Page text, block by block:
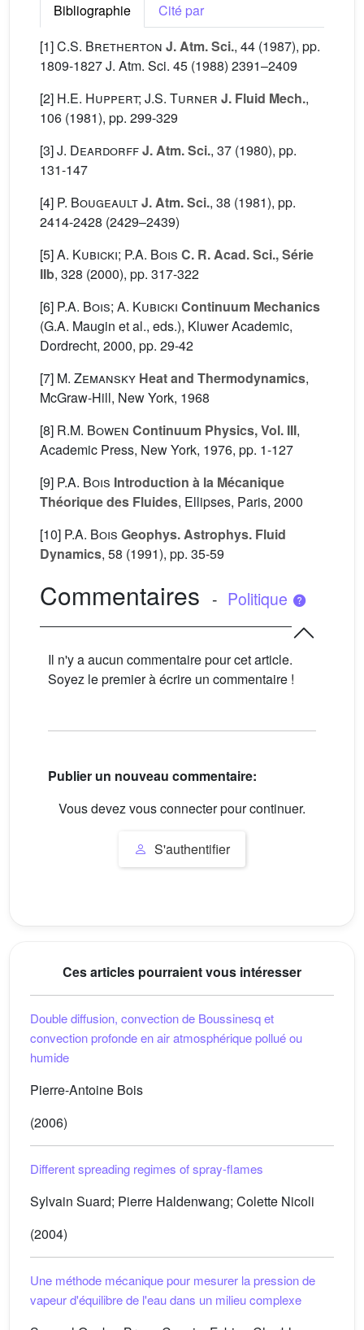
Bibliographie
Cité par
[1]C.S. Bretherton J. Atm. Sci., 44 (1987), pp.
1809-1827 J. Atm. Sci. 45 (1988) 2391–2409
[2] H.E. Huppert; J.S. Turner J. Fluid Mech.,
106 (1981), pp. 299-329
[3]J. DeardorffJ. Atm. Sci., 37 (1980), pp.
131-147
[4] P. BougeaultJ. Atm. Sci., 38 (1981), pp.
2414-2428 (2429–2439)
[5]A. Kubicki; P.A. Bois C. R. Acad. Sci., Série
IIb, 328 (2000), pp. 317-322
[6] P.A. Bois; A. Kubicki Continuum Mechanics
(G.A. Maugin et al., eds.), Kluwer Academic,
Dordrecht, 2000, pp. 29-42
[7] M. Zemansky Heat and Thermodynamics,
McGraw-Hill, New York, 1968
[8] R.M. Bowen Continuum Physics, Vol. III,
Academic Press, New York, 1976, pp. 1-127
[9] P.A. Bois Introduction à la Mécanique
Théorique des Fluides, Ellipses, Paris, 2000
[10] P.A. Bois Geophys. Astrophys. Fluid
Dynamics, 58 (1991), pp. 35-59
Commentaires - Politique
Il n'y a aucun commentaire pour cet article.
Soyez le premier à écrire un commentaire !
Publier un nouveau commentaire:
Vous devez vous connecter pour continuer.
S'authentifier
Ces articles pourraient vous intéresser
Double diffusion, convection de Boussinesq et
convection profonde en air atmosphérique pollué ou
humide
Pierre-Antoine Bois
(2006)
Different spreading regimes of spray-flames
Sylvain Suard; Pierre Haldenwang; Colette Nicoli
(2004)
Une méthode mécanique pour mesurer la pression de
vapeur d'équilibre de l'eau dans un milieu complexe